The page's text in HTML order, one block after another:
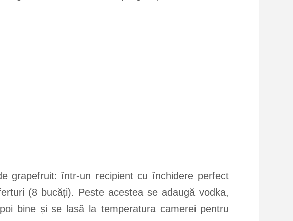
grapefruit: într-un recipient cu închidere perfect
(8 bucăți). Peste acestea se adaugă vodka,
bine și se lasă la temperatura camerei pentru